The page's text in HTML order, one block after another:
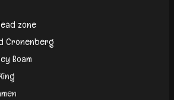
zone
Cronenberg
Boam